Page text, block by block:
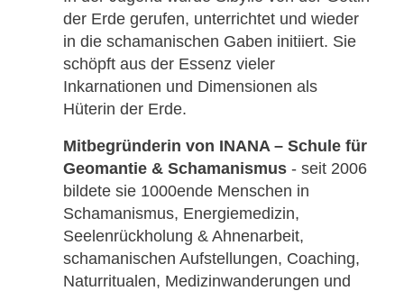
der Erde gerufen, unterrichtet und wieder
in die schamanischen Gaben initiiert. Sie
schöpft aus der Essenz vieler
Inkarnationen und Dimensionen als
Hüterin der Erde.
Mitbegründerin von INANA – Schule für
Geomantie & Schamanismus - seit 2006
bildete sie 1000ende Menschen in
Schamanismus, Energiemedizin,
Seelenrückholung & Ahnenarbeit,
schamanischen Aufstellungen, Coaching,
Naturritualen, Medizinwanderungen und